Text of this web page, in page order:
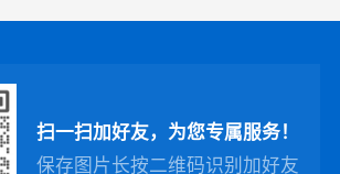
扫一扫加好友，为您专属服务！
保存图片长按二维码识别加好友